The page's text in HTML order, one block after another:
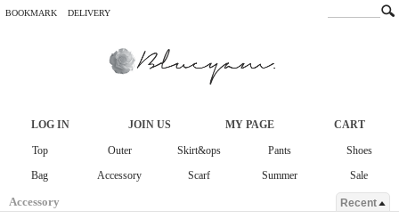
BOOKMARK DELIVERY
LOG IN JOIN US MY PAGE CART
Top Outer Skirt&ops Pants
Shoes
Bag
Accessory Scarf Summer Sale
Accessory Recent